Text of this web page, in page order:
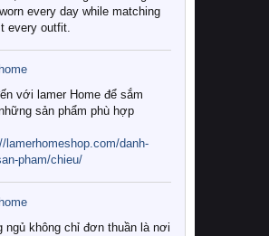
every day while matching
every outfit.
với lamer Home để sắm
sản phẩm phù hợp
lamerhomeshop.com/danh-
pham/chieu/
ngủ không chỉ đơn thuần là nơi